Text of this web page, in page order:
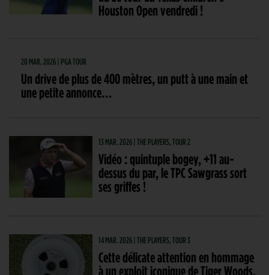
Houston Open vendredi !
20 MAR. 2026 | PGA TOUR
Un drive de plus de 400 mètres, un putt à une main et
une petite annonce…
13 MAR. 2026 | THE PLAYERS, TOUR 2
Vidéo : quintuple bogey, +11 au-
dessus du par, le TPC Sawgrass sort
ses griffes !
14 MAR. 2026 | THE PLAYERS, TOUR 3
Cette délicate attention en hommage
à un exploit iconique de Tiger Woods,